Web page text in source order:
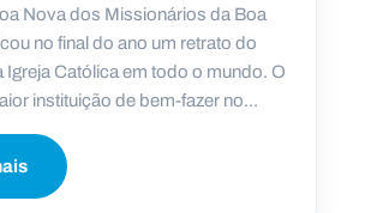
Nova dos Missionários da Boa
no final do ano um retrato do
Igreja Católica em todo o mundo. O
instituição de bem-fazer no...